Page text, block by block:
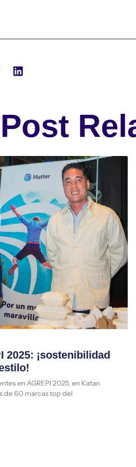
Post
2025: ¡sostenibilidad
en AGREPI 2025, en Katari
de 60 marcas top del